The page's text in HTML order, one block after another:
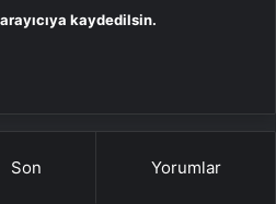
kaydedilsin.
Son Yorumlar